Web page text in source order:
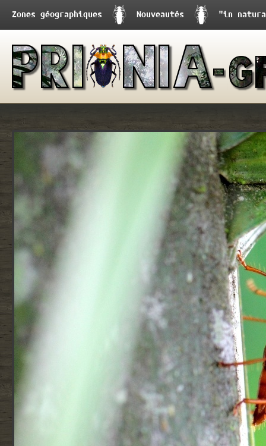
Zones géographiques Nouveautés "in